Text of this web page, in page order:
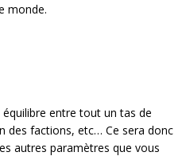
monde.
entre tout un tas de
des factions, etc… Ce sera donc
autres paramètres que vous